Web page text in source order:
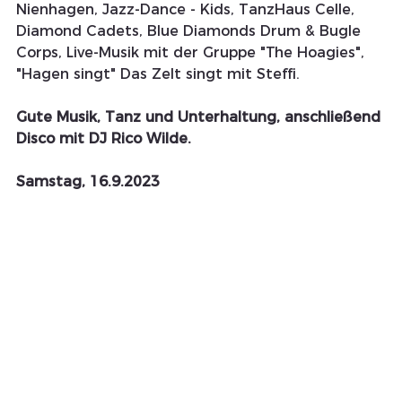
Nienhagen, Jazz-Dance - Kids, TanzHaus Celle,
Diamond Cadets, Blue Diamonds Drum & Bugle
Corps, Live-Musik mit der Gruppe "The Hoagies",
"Hagen singt" Das Zelt singt mit Steffi.
Gute Musik, Tanz und Unterhaltung, anschließend
Disco mit DJ Rico Wilde.
Samstag, 16.9.2023